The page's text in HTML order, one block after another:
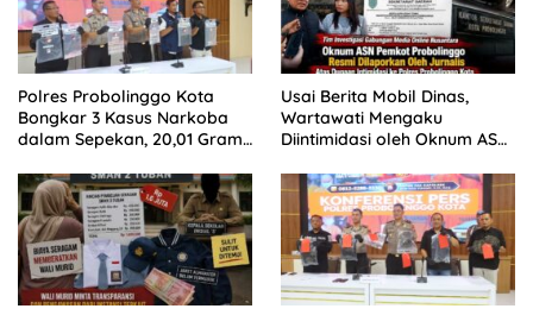
Polres Probolinggo Kota
Bongkar 3 Kasus Narkoba
dalam Sepekan, 20,01 Gram
Usai Berita Mobil Dinas,
Wartawati Mengaku
Diintimidasi oleh Oknum ASN
Tempuh Jalur Hukum